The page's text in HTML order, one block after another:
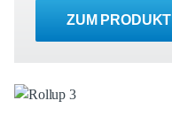
ZUM PRODUKT